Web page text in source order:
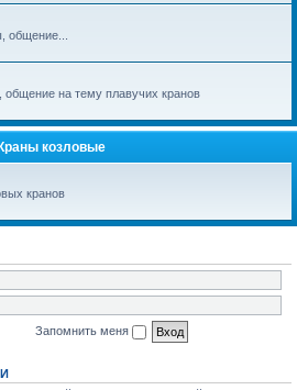
общение...
общение на тему плавучих кранов
Краны козловые
кранов
Запомнить меня